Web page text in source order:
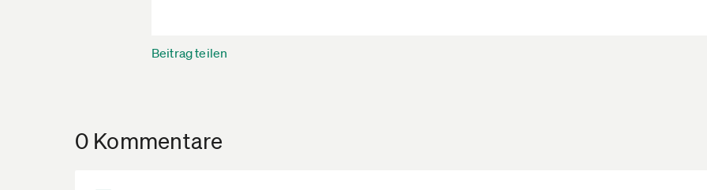
Beitrag teilen
0 Kommentare